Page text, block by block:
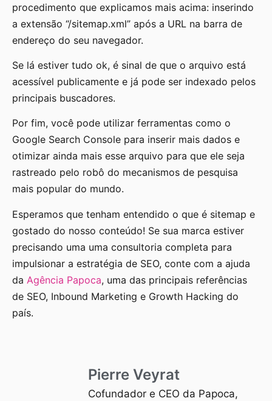
procedimento que explicamos mais acima: inserindo
a extensão “/sitemap.xml” após a URL na barra de
endereço do seu navegador.
Se lá estiver tudo ok, é sinal de que o arquivo está
acessível publicamente e já pode ser indexado pelos
principais buscadores.
Por fim, você pode utilizar ferramentas como o
Google Search Console para inserir mais dados e
otimizar ainda mais esse arquivo para que ele seja
rastreado pelo robô do mecanismos de pesquisa
mais popular do mundo.
Esperamos que tenham entendido o que é sitemap e
gostado do nosso conteúdo! Se sua marca estiver
precisando uma uma consultoria completa para
impulsionar a estratégia de SEO, conte com a ajuda
da Agência Papoca, uma das principais referências
de SEO, Inbound Marketing e Growth Hacking do
país.
Pierre Veyrat
Cofundador e CEO da Papoca,